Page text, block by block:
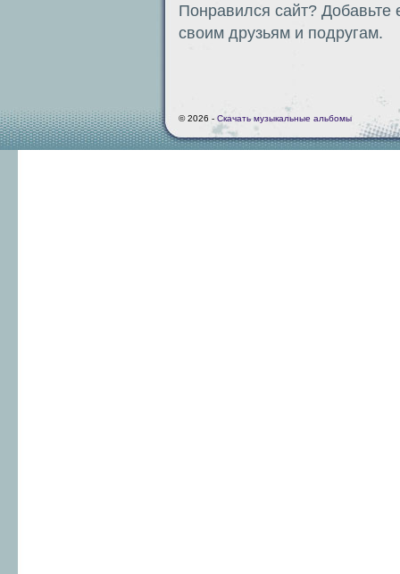
Понравился сайт? Добавьте
своим друзьям и подругам.
© 2026 - Скачать музыкальные альбомы